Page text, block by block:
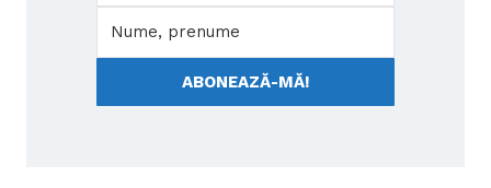
ABONEAZĂ-MĂ!